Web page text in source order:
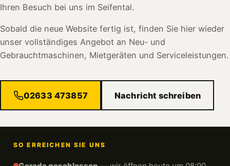
Ihren Besuch bei uns im Seifental.
Sobald die neue Website fertig ist, finden Sie hier wieder
unser vollständiges Angebot an Neu- und
Gebrauchtmaschinen, Mietgeräten und Serviceleistungen.
02633 473857 Nachricht schreiben
SO ERREICHEN SIE UNS